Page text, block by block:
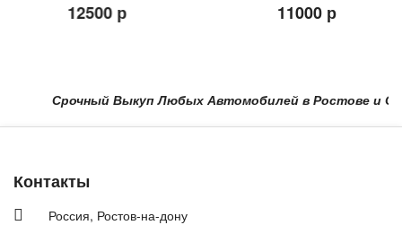
12500 р 11000 р
Срочный Выкуп Любых Автомобилей в Ростове и
Контакты
Россия, Ростов-на-дону